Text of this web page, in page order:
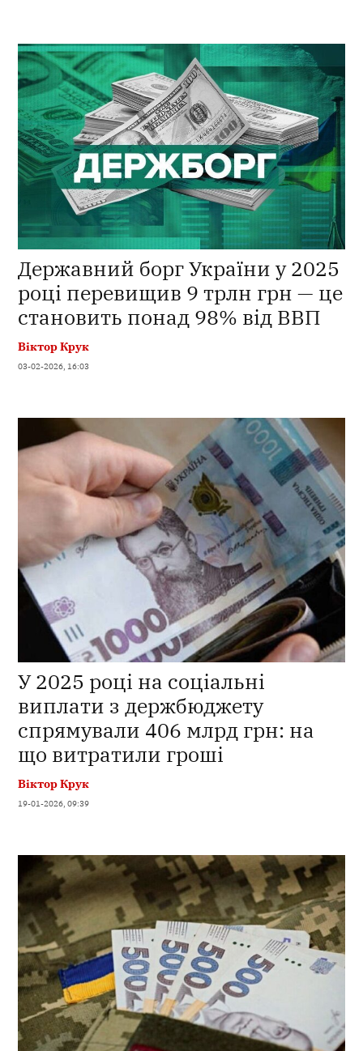
Державний борг України у 2025
році перевищив 9 трлн грн — це
становить понад 98% від ВВП
Віктор Крук
03-02-2026, 16:03
У 2025 році на соціальні
виплати з держбюджету
спрямували 406 млрд грн: на
що витратили гроші
Віктор Крук
19-01-2026, 09:39